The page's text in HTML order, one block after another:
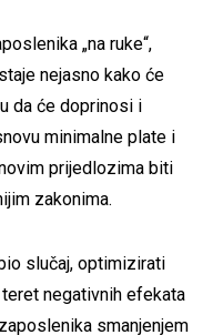
„na ruke“,
nejasno kako će
da će doprinosi i
minimalne plate i
prijedlozima biti
zakonima.
slučaj, optimizirati
negativnih efekata
smanjenjem